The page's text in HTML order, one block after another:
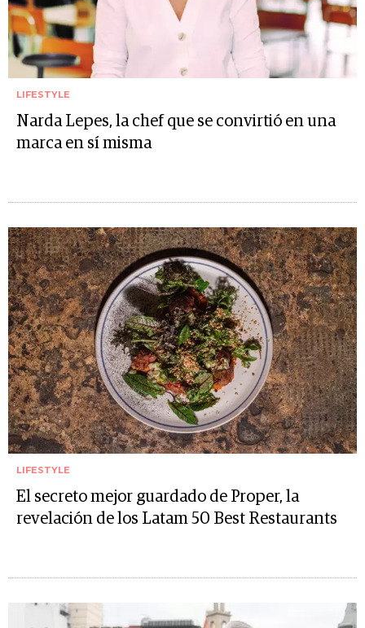
LIFESTYLE
Narda Lepes, la chef que se convirtió en una
marca en sí misma
LIFESTYLE
El secreto mejor guardado de Proper, la
revelación de los Latam 50 Best Restaurants